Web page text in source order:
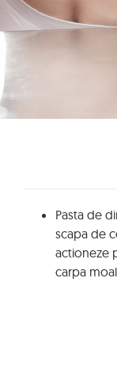
Pasta de
scapa de
actioneze
carpa